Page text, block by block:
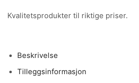
Kvalitetsprodukter til riktige priser.
Beskrivelse
Tilleggsinformasjon